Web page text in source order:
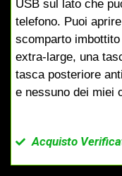
USB sul lato che
telefono. Puoi
scomparto
extra-large, una
tasca posteriore
e nessuno dei miei
Acquisto